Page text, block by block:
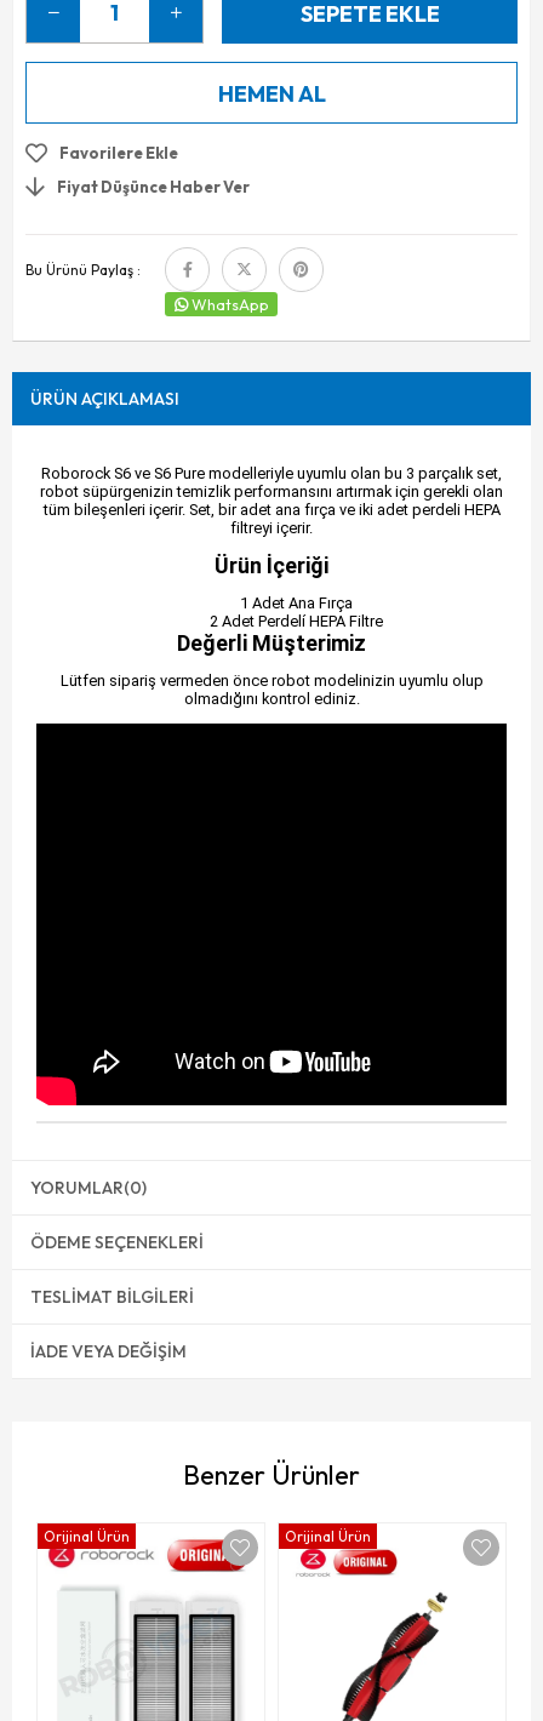
Favorilere Ekle
Fiyat Düşünce Haber Ver
Bu Ürünü Paylaş :
WhatsApp
ÜRÜN AÇIKLAMASI
Roborock S6 ve S6 Pure modelleriyle uyumlu olan bu 3 parçalık set,
robot süpürgenizin temizlik performansını artırmak için gerekli olan
tüm bileşenleri içerir. Set, bir adet ana fırça ve iki adet perdeli HEPA
filtreyi içerir.
Ürün İçeriği
1 Adet Ana Fırça
2 Adet Perdelí HEPA Filtre
Değerli Müşterimiz
Lütfen sipariş vermeden önce robot modelinizin uyumlu olup
olmadığını kontrol ediniz.
YORUMLAR(0)
ÖDEME SEÇENEKLERI
TESLIMAT BILGILERI
İADE VEYA DEĞIŞIM
Benzer Ürünler
Orijinal Ürün Orijinal Ürün